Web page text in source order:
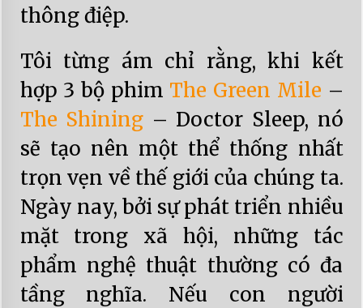
thông điệp.
Tôi từng ám chỉ rằng, khi kết
hợp 3 bộ phim The Green Mile –
The Shining – Doctor Sleep, nó
sẽ tạo nên một thể thống nhất
trọn vẹn về thế giới của chúng ta.
Ngày nay, bởi sự phát triển nhiều
mặt trong xã hội, những tác
phẩm nghệ thuật thường có đa
tầng nghĩa. Nếu con người